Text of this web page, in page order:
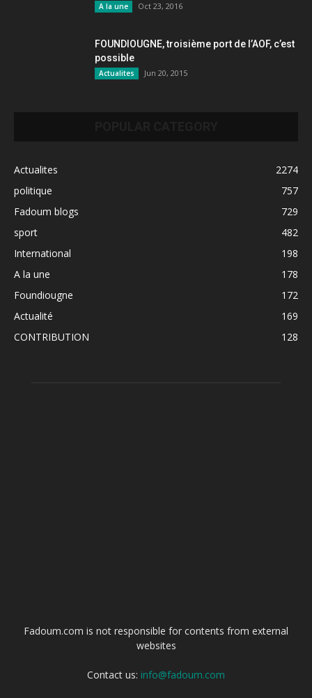
A la une Oct 23, 2016
FOUNDIOUGNE, troisième port de l’AOF, c’est
possible
Actualites Jun 20, 2015
Actualites
2274
politique
757
Fadoum blogs
729
sport
482
International
198
A la une
178
Foundiougne
172
Actualité
169
CONTRIBUTION
128
Fadoum.com is not responsible for contents from external
websites
Contact us: info@fadoum.com